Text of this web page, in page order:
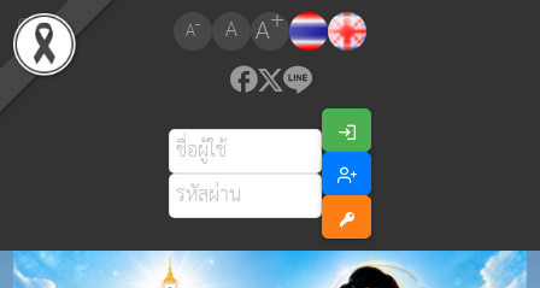
A- A A+